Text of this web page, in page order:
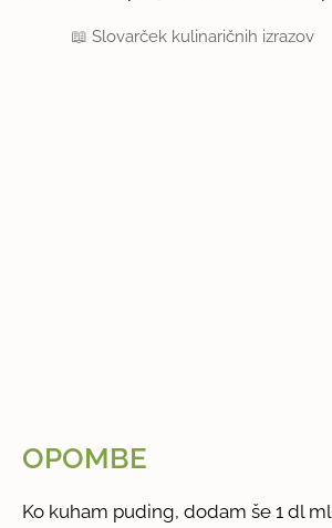
📖Slovarček kulinaričnih izrazov
OPOMBE
Ko kuham puding, dodam še 1 dl